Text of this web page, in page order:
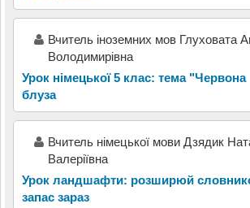
Вчитель іноземних мов Глуховата
Володимирівна
Урок німецької 5 клас: тема "Червона
блуза
Вчитель німецької мови Дзядик
Валеріївна
Урок ландшафти: розширюй
запас зараз